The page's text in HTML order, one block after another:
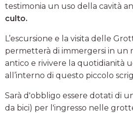
testimonia un uso della cavità
culto.
L’escursione e la visita delle
permetterà di immergersi in un
antico e rivivere la quotidianità
all’interno di questo piccolo
Sarà d'obbligo essere dotati di
da bici) per l'ingresso nelle